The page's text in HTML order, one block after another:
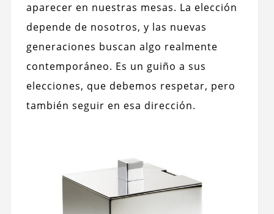
aparecer en nuestras mesas. La elección
depende de nosotros, y las nuevas
generaciones buscan algo realmente
contemporáneo. Es un guiño a sus
elecciones, que debemos respetar, pero
también seguir en esa dirección.